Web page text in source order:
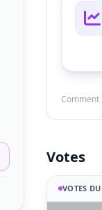
Comment
Votes
VOTES